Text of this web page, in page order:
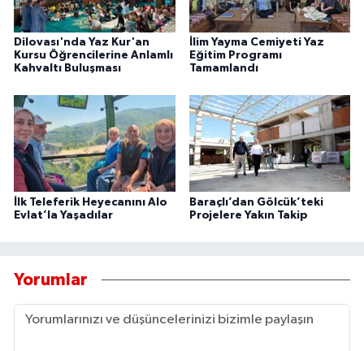
Dilovası'nda Yaz Kur'an
Kursu Öğrencilerine Anlamlı
Kahvaltı Buluşması
İlim Yayma Cemiyeti Yaz
Eğitim Programı
Tamamlandı
İlk Teleferik Heyecanını Alo
Evlat’la Yaşadılar
Baraçlı’dan Gölcük’teki
Projelere Yakın Takip
Yorumlar